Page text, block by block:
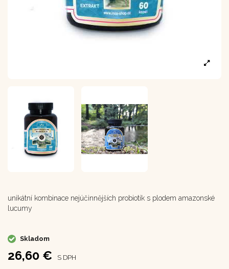
unikátní kombinace nejúčinnějších probiotik s plodem amazonské
lucumy
Skladom
26,60 € S DPH